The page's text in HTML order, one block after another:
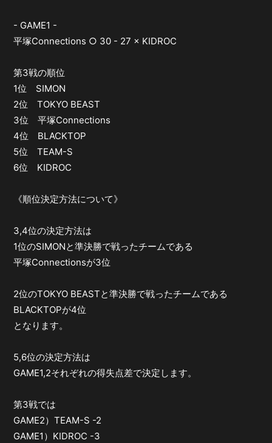
- GAME1 -
平塚Connections ○ 30 - 27 × KIDROC
第3戦の順位
1位 SIMON
2位 TOKYO BEAST
3位 平塚Connections
4位 BLACKTOP
5位 TEAM-S
6位 KIDROC
《順位決定方法について》
3,4位の決定方法は
1位のSIMONと準決勝で戦ったチームである
平塚Connectionsが3位
2位のTOKYO BEASTと準決勝で戦ったチームである
BLACKTOPが4位
となります。
5,6位の決定方法は
GAME1,2それぞれの得失点差で決定します。
第3戦では
GAME2）TEAM-S -2
GAME1）KIDROC -3